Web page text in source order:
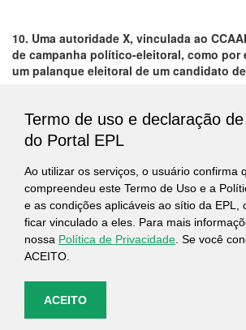
10. Uma autoridade X, vinculada ao
de campanha político-eleitoral, como por
um palanque eleitoral de um candidato
cidadãos brasileiros, desde que obedeça a
não conflite com as obrigações do cargo ou
eventos político-eleitorais, em caráter
transgressão às normas de conduta. O
participação se enquadre nos princípios
ou função da autoridade.
Termo de uso e declaração
do Portal EPL
Ao utilizar os serviços, o usuário confirma
compreendeu este Termo de Uso e a
e as condições aplicáveis ao sítio da EPL,
ficar vinculado a eles. Para mais
nossa Política de Privacidade . Se você
ACEITO.
ACEITO